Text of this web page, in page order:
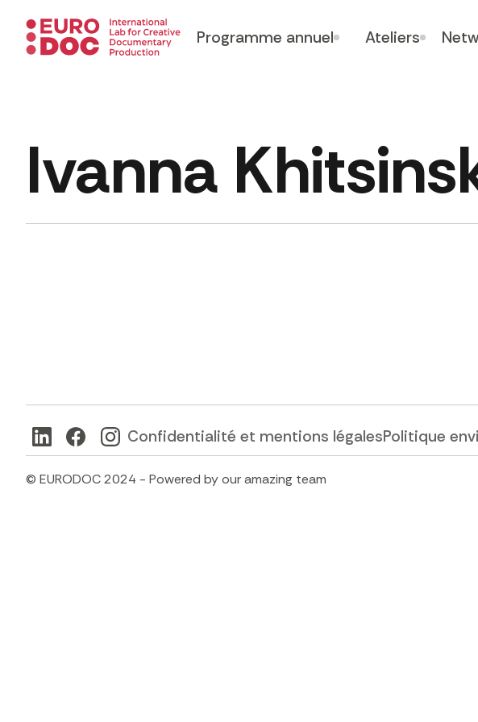
Programme annuel Ateliers
Ivanna
Confidentialité et mentions légalesPolitique
© EURODOC 2024 - Powered by our amazing team